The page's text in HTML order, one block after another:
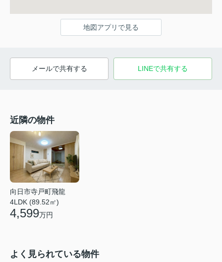
地図アプリで見る
メールで共有する LINEで共有する
近隣の物件
向日市寺戸町飛龍
4LDK (89.52㎡)
4,599万円
よく見られている物件